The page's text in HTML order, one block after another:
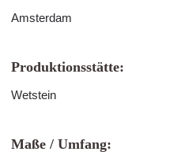
Amsterdam
Produktionsstätte:
Wetstein
Maße / Umfang: